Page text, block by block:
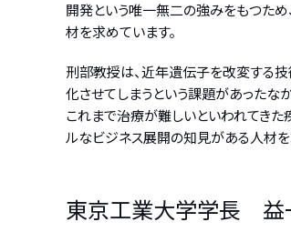
開発という唯一無二の強みをもつた
材を求めています。
刑部教授は、近年遺伝子を改変する技
化させてしまうという課題があったな
これまで治療が難しいといわれてきた
ルなビジネス展開の知見がある人材を
東京工業大学学長 益